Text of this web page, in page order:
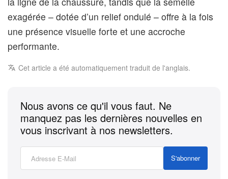
exagérée – dotée d’un relief ondulé – offre à la fois
une présence visuelle forte et une accroche
performante.
Cet article a été automatiquement traduit de l'anglais.
Nous avons ce qu'il vous faut. Ne
manquez pas les dernières nouvelles en
vous inscrivant à nos newsletters.
S'abonner